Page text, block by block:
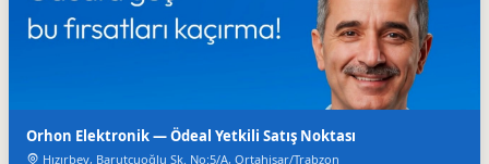
0 462 326 37 03
Orhon Elektronik — Ödeal Yetkili Satış Noktası
Hızırbey, Barutçuoğlu Sk. No:5/A, Ortahisar/Trabzon